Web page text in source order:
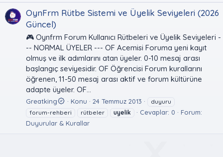
OynFrm Rütbe Sistemi ve Üyelik Seviyeleri (2026
Güncel)
🎮 Oynfrm Forum Kullanıcı Rütbeleri ve Üyelik Seviyeleri -
-- NORMAL ÜYELER --- OF Acemisi Foruma yeni kayıt
olmuş ve ilk adımlarını atan üyeler. 0-10 mesaj arası
başlangıç seviyesidir. OF Öğrencisi Forum kurallarını
öğrenen, 11-50 mesaj arası aktif ve forum kültürüne
adapte üyeler. OF...
Greatking Konu 24 Temmuz 2013
duyuru
forum-rehberi
rütbeler uyelik Cevaplar: 0
Forum:
Duyurular & Kurallar